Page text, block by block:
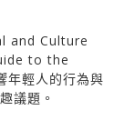
and Culture
to the
年輕人的行為與
議題。